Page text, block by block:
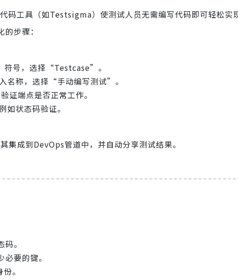
码工具（如Testsigma）使测试人员无需编写代码即可轻松实
步骤：
号，选择“Testcase”。
名称，选择“手动编写测试”。
证端点是否正常工作。
如状态码验证。
成到DevOps管道中，并自动分享测试结果。
。
要的键。
。